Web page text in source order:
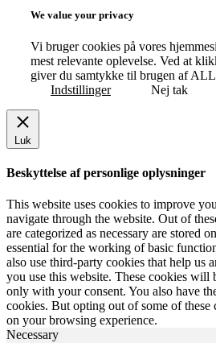
We value your privacy
Vi bruger cookies på vores
mest relevante oplevelse. Ved at
giver du samtykke til brugen af
Indstillinger
Nej tak
Luk
Beskyttelse af personlige oplysninger
This website uses cookies to improve
navigate through the website. Out of
are categorized as necessary are stored
essential for the working of basic
also use third-party cookies that help us
you use this website. These cookies will
only with your consent. You also have
cookies. But opting out of some of these
on your browsing experience.
Necessary